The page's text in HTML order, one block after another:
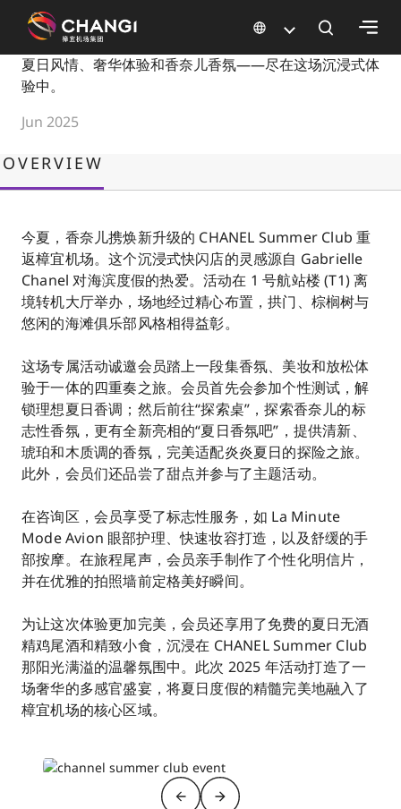
有
樟
宜
网
选
择
语
言:
CHANEL Summer Club 2025
夏日风情、奢华体验和香奈儿香氛——尽在这场沉浸式体
验中。
Jun 2025
OVERVIEW
今夏，香奈儿携焕新升级的 CHANEL Summer Club 重
返樟宜机场。这个沉浸式快闪店的灵感源自 Gabrielle
Chanel 对海滨度假的热爱。活动在 1 号航站楼 (T1) 离
境转机大厅举办，场地经过精心布置，拱门、棕榈树与
悠闲的海滩俱乐部风格相得益彰。
这场专属活动诚邀会员踏上一段集香氛、美妆和放松体
验于一体的四重奏之旅。会员首先会参加个性测试，解
锁理想夏日香调；然后前往“探索桌”，探索香奈儿的标
志性香氛，更有全新亮相的“夏日香氛吧”，提供清新、
琥珀和木质调的香氛，完美适配炎炎夏日的探险之旅。
此外，会员们还品尝了甜点并参与了主题活动。
在咨询区，会员享受了标志性服务，如 La Minute
Mode Avion 眼部护理、快速妆容打造，以及舒缓的手
部按摩。在旅程尾声，会员亲手制作了个性化明信片，
并在优雅的拍照墙前定格美好瞬间。
为让这次体验更加完美，会员还享用了免费的夏日无酒
精鸡尾酒和精致小食，沉浸在 CHANEL Summer Club
那阳光满溢的温馨氛围中。此次 2025 年活动打造了一
场奢华的多感官盛宴，将夏日度假的精髓完美地融入了
樟宜机场的核心区域。